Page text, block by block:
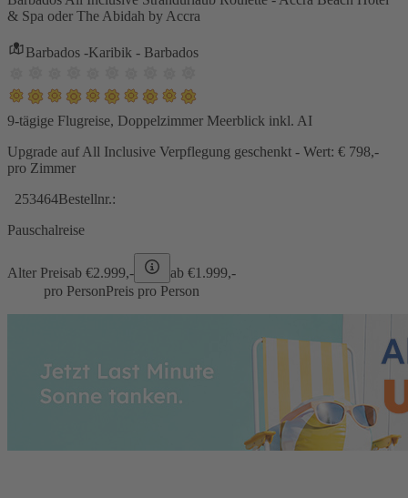
& Spa oder The Abidah by Accra
Barbados -Karibik - Barbados
9-tägige Flugreise, Doppelzimmer Meerblick inkl. AI
Upgrade auf All Inclusive Verpflegung geschenkt - Wert: € 798,-
pro Zimmer
253464Bestellnr.:
Pauschalreise
Alter Preisab €2.999,- ab €1.999,-
pro PersonPreis pro Person